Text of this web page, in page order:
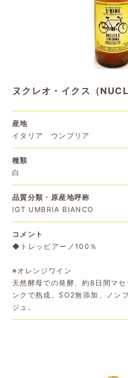
ヌクレオ・イクス（
産地
イタリア ウンブリア
種類
白
品質分類・原産地呼称
IGT UMBRIA BIANCO
コメント
◆トレッビアーノ100％
※オレンジワイン
天然酵母での発酵、約8日間マ
ンクで熟成。SO2無添加、ノン
ジュ。